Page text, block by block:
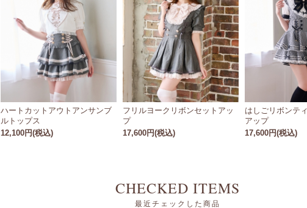
ハートカットアウトアンサンブ
ルトップス
12,100円(税込)
フリルヨークリボンセットアッ
プ
17,600円(税込)
はしごリボンテ
アップ
17,600円(税込)
CHECKED ITEMS
最近チェックした商品